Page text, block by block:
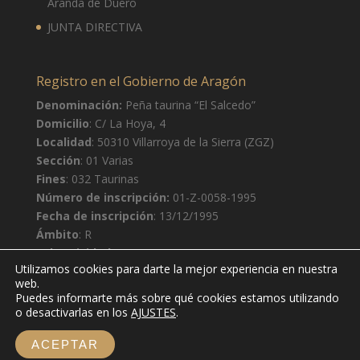
JUNTA DIRECTIVA
Registro en el Gobierno de Aragón
Denominación: Peña taurina “El Salcedo”
Domicilio: C/ La Hoya, 4
Localidad: 50310 Villarroya de la Sierra (ZGZ)
Sección: 01 Varias
Fines: 032 Taurinas
Número de inscripción: 01-Z-0058-1995
Fecha de inscripción: 13/12/1995
Ámbito: R
Subactividad: S
© Peña taurina El Salcedo 2020
Utilizamos cookies para darte la mejor experiencia en nuestra
web.
Puedes informarte más sobre qué cookies estamos utilizando
o desactivarlas en los AJUSTES.
ACEPTAR